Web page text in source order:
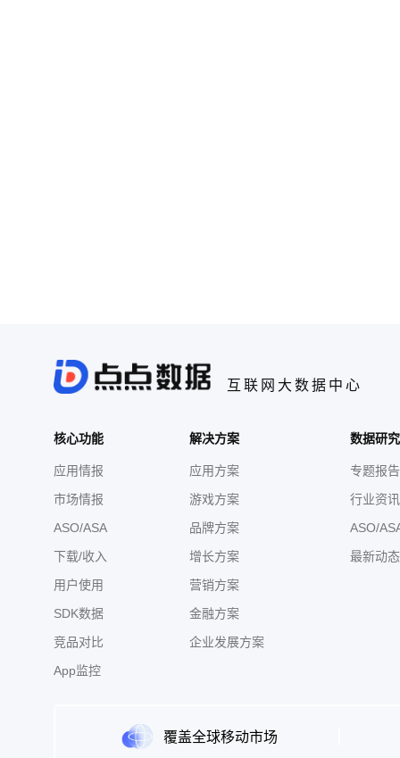
互联网大数据中心
核心功能
应用情报
市场情报
ASO/ASA
下载/收入
用户使用
SDK数据
竞品对比
App监控
解决方案
应用方案
游戏方案
品牌方案
增长方案
营销方案
金融方案
企业发展方案
数据研
专题报告
行业资讯
ASO/
最新动态
覆盖全球移动市场